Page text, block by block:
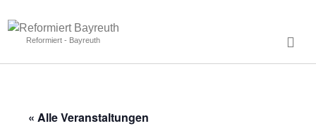
Reformiert - Bayreuth
« Alle Veranstaltungen